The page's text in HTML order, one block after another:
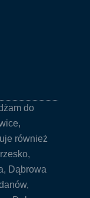
do
,
również
, Dąbrowa